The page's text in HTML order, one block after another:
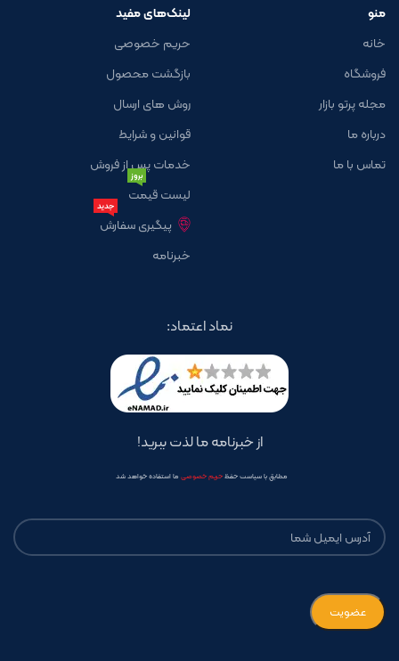
منو
خانه
فروشگاه
مجله پرتو بازار
درباره ما
تماس با ما
لینک‌های مفید
حریم خصوصی
بازگشت محصول
روش های ارسال
قوانین و شرایط
خدمات پس از فروش
لیست قیمت
بروز
پیگیری سفارش
جدید
خبرنامه
نماد اعتماد:
از خبرنامه ما لذت ببرید!
مطابق با سیاست حفظحریم خصوصی ما استفاده خواهد شد